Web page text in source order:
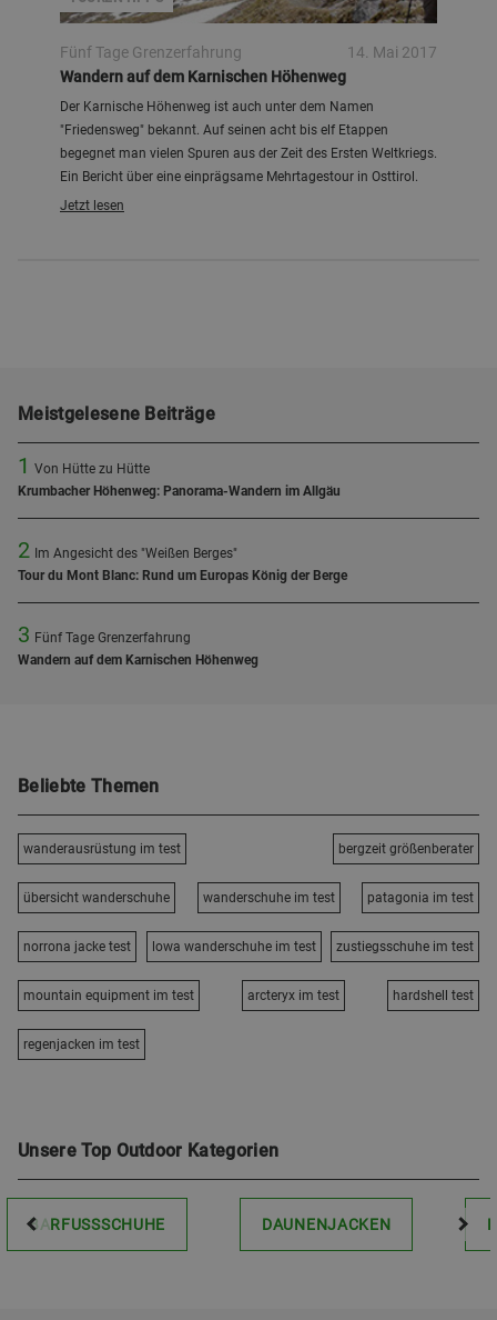
Fünf Tage Grenzerfahrung
14. Mai 2017
Wandern auf dem Karnischen Höhenweg
Der Karnische Höhenweg ist auch unter dem Namen
"Friedensweg" bekannt. Auf seinen acht bis elf Etappen
begegnet man vielen Spuren aus der Zeit des Ersten Weltkriegs.
Ein Bericht über eine einprägsame Mehrtagestour in Osttirol.
Jetzt lesen
Meistgelesene Beiträge
1 Von Hütte zu Hütte
Krumbacher Höhenweg: Panorama-Wandern im Allgäu
2 Im Angesicht des "Weißen Berges"
Tour du Mont Blanc: Rund um Europas König der Berge
3 Fünf Tage Grenzerfahrung
Wandern auf dem Karnischen Höhenweg
Beliebte Themen
wanderausrüstung im test bergzeit größenberater
übersicht wanderschuhe wanderschuhe im test patagonia im test
norrona jacke test lowa wanderschuhe im test zustiegsschuhe im test
mountain equipment im test arcteryx im test hardshell test
regenjacken im test
Unsere Top Outdoor Kategorien
BARFUSSSCHUHE DAUNENJACKEN